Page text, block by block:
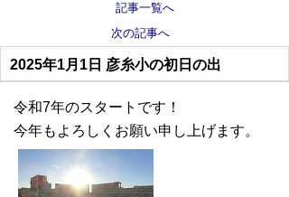
記事一覧へ
次の記事へ
2025年1月1日 彦糸小の初日の出
令和7年のスタートです！
今年もよろしくお願い申し上げます。